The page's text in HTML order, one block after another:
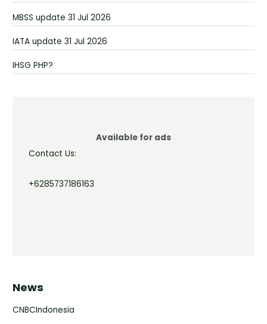
MBSS update 31 Jul 2026
IATA update 31 Jul 2026
IHSG PHP?
Available for ads
Contact Us:
+6285737186163
News
CNBCIndonesia